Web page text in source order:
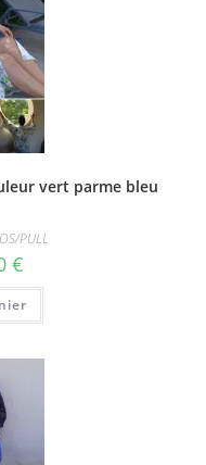
vert parme bleu
PULL
€
actuel
est :
49,50 €.